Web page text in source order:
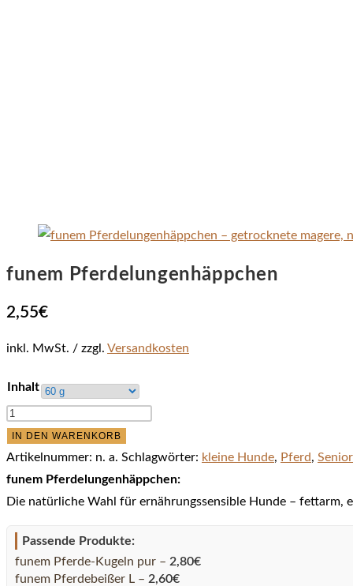
funem Pferdelungenhäppchen
2,55€
inkl. MwSt. zzgl. Versandkosten
Inhalt
funem
Pferdelungenhäppchen
Menge
IN DEN WARENKORB
Artikelnummer: n. a. Schlagwörter: kleine Hunde, Pferd,
funem Pferdelungenhäppchen:
Die natürliche Wahl für ernährungssensible Hunde – fettarm,
Passende Produkte:
funem Pferde-Kugeln pur – 2,80€
funem Pferdebeißer L – 2,60€